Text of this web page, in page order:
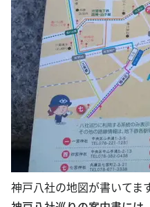
神戸八社の地図が書いてま